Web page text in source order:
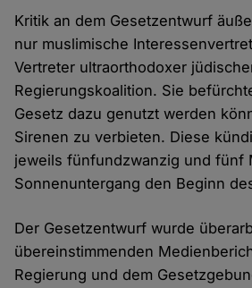
Kritik an dem Gesetzentwurf
nur muslimische
Vertreter ultraorthodoxer
Regierungskoalition. Sie
Gesetz dazu genutzt werden
Sirenen zu verbieten. Diese
jeweils fünfundzwanzig und fünf
Sonnenuntergang den Beginn
Der Gesetzentwurf wurde
übereinstimmenden
Regierung und dem